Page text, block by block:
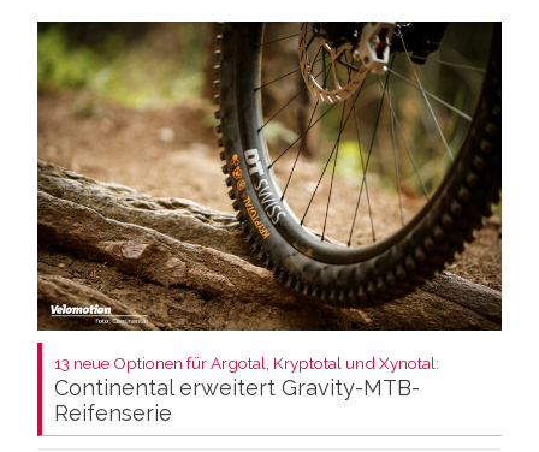
13 neue Optionen für Argotal, Kryptotal und Xynotal:
Continental erweitert Gravity-MTB-
Reifenserie